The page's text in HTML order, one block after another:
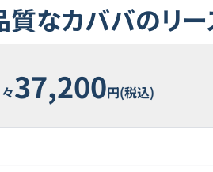
質なカババのリー
37,200円(税込)